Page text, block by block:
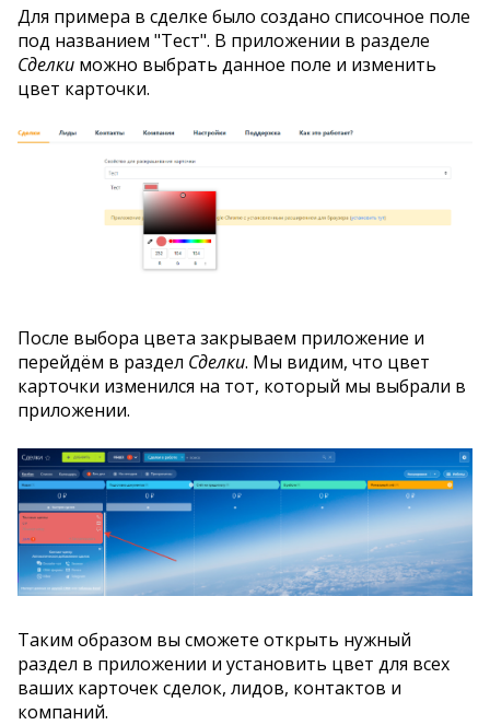
Для примера в сделке было создано списочное поле
под названием "Тест". В приложении в разделе
Сделки можно выбрать данное поле и изменить
цвет карточки.
После выбора цвета закрываем приложение и
перейдём в раздел Сделки. Мы видим, что цвет
карточки изменился на тот, который мы выбрали в
приложении.
Таким образом вы сможете открыть нужный
раздел в приложении и установить цвет для всех
ваших карточек сделок, лидов, контактов и
компаний.